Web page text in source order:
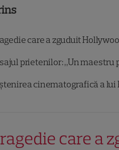
care a zguduit
prietenilor: „Un maestru
cinematografică a lui
care a